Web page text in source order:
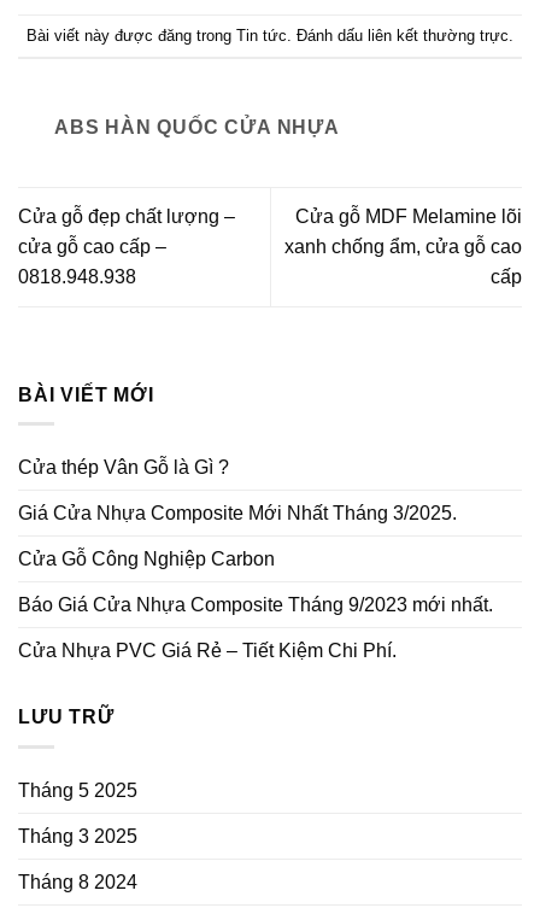
Bài viết này được đăng trong Tin tức . Đánh dấu liên kết thường trực
ABS HÀN QUỐC CỬA NHỰA
Cửa gỗ đẹp chất lượng –
cửa gỗ cao cấp –
0818.948.938
Cửa gỗ MDF Melamine lõi
xanh chống ẩm, cửa gỗ cao
cấp
BÀI VIẾT MỚI
Cửa thép Vân Gỗ là Gì ?
Giá Cửa Nhựa Composite Mới Nhất Tháng 3/2025.
Cửa Gỗ Công Nghiệp Carbon
Báo Giá Cửa Nhựa Composite Tháng 9/2023 mới nhất.
Cửa Nhựa PVC Giá Rẻ – Tiết Kiệm Chi Phí.
LƯU TRỮ
Tháng 5 2025
Tháng 3 2025
Tháng 8 2024